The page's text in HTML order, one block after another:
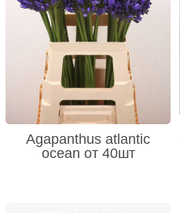
Agapanthus atlantic
ocean от 40шт